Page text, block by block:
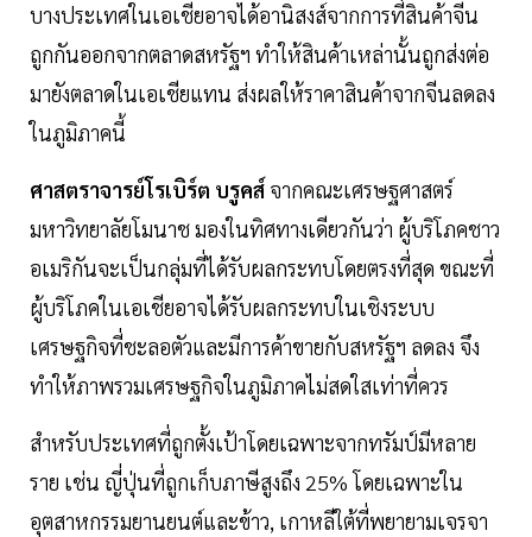
บางประเทศในเอเชียอาจได้อานิสงส์จากการที่สินค้าจีน
ถูกกันออกจากตลาดสหรัฐฯ ทำให้สินค้าเหล่านั้นถูกส่งต่อ
มายังตลาดในเอเชียแทน ส่งผลให้ราคาสินค้าจากจีนลดลง
ในภูมิภาคนี้
ศาสตราจารย์โรเบิร์ต บรูคส์ จากคณะเศรษฐศาสตร์
มหาวิทยาลัยโมนาช มองในทิศทางเดียวกันว่า ผู้บริโภคชาว
อเมริกันจะเป็นกลุ่มที่ได้รับผลกระทบโดยตรงที่สุด ขณะที่
ผู้บริโภคในเอเชียอาจได้รับผลกระทบในเชิงระบบ
เศรษฐกิจที่ชะลอตัวและมีการค้าขายกับสหรัฐฯ ลดลง จึง
ทำให้ภาพรวมเศรษฐกิจในภูมิภาคไม่สดใสเท่าที่ควร
สำหรับประเทศที่ถูกตั้งเป้าโดยเฉพาะจากทรัมป์มีหลาย
ราย เช่น ญี่ปุ่นที่ถูกเก็บภาษีสูงถึง 25% โดยเฉพาะใน
อุตสาหกรรมยานยนต์และข้าว, เกาหลีใต้ที่พยายามเจรจา